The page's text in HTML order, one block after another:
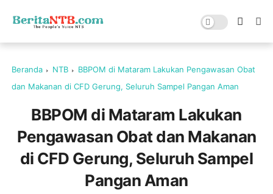
Beranda NTB
BBPOM di Mataram Lakukan Pengawasan Obat
dan Makanan di CFD Gerung, Seluruh Sampel Pangan Aman
BBPOM di Mataram Lakukan
Pengawasan Obat dan Makanan
di CFD Gerung, Seluruh Sampel
Pangan Aman